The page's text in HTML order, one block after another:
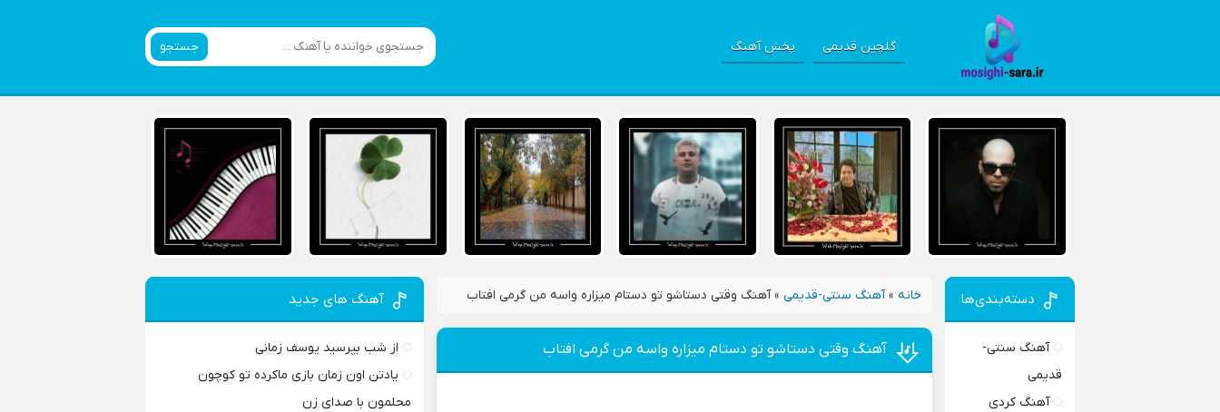
گلچین قدیمی پخش آهنگ جستجو
خانه »آهنگ سنتی-قدیمی »آهنگ وقتی دستاشو تو دستام میزاره واسه من گرمی افتاب
آهنگ وقتی دستاشو تو دستام میزاره واسه من گرمی افتاب
دسته‌بندی‌ها
آهنگ سنتی-
قدیمی
آهنگ کردی
آهنگ های جدید
از شب بپرسید یوسف زمانی
یادتن اون زمان بازی ماکرده تو کوچون
محلمون با صدای زن